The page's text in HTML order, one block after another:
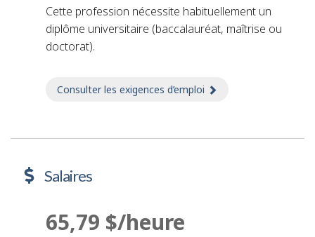
Cette profession nécessite habituellement un
diplôme universitaire (baccalauréat, maîtrise ou
doctorat).
Consulter les exigences d’emploi
Salaires
65,79 $/heure